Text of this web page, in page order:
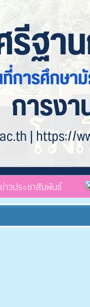
ข่าวประชาสัมพันธ์